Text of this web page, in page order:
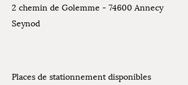
2 chemin de Golemme - 74600 Annecy
Seynod
Places de stationnement disponibles